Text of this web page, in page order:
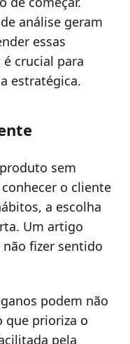
análise geram
essas
crucial para
estratégica.
sem
o cliente
a escolha
Um artigo
fizer sentido
podem não
que prioriza o
pela